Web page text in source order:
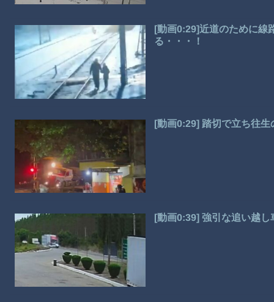
[動画0:29]近道のために線
る・・・！
[動画0:29] 踏切で立ち往
[動画0:39] 強引な追い越